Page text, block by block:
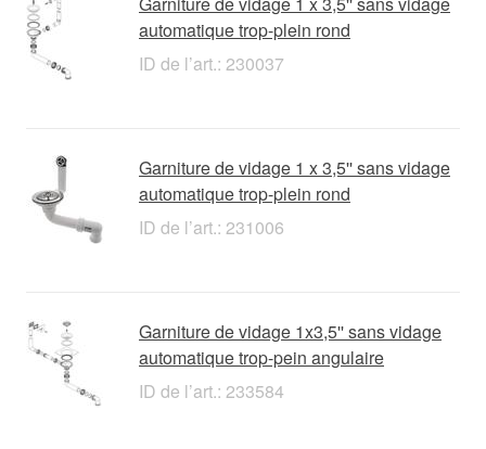
automatique trop-plein rond
ID de l’art.: 230037
Garniture de vidage 1 x 3,5'' sans vidage
automatique trop-plein rond
ID de l’art.: 231006
Garniture de vidage 1x3,5'' sans vidage
automatique trop-pein angulaire
ID de l’art.: 233584